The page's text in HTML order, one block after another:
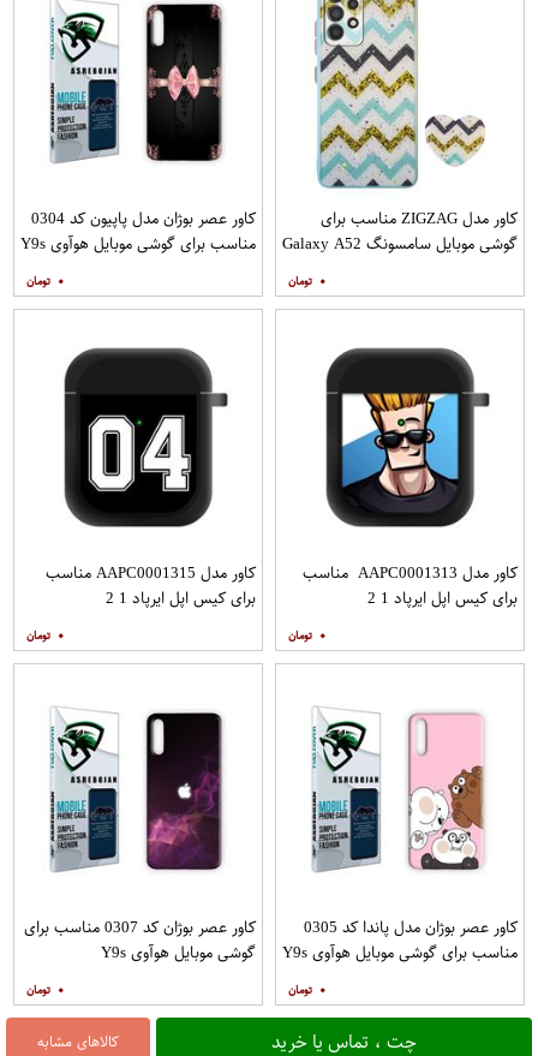
کالاهای مشابه چت ، تماس یا خرید
کاور مدل ZIGZAG مناسب برای
گوشی موبایل سامسونگ Galaxy A52
۰
کاور عصر بوژان مدل پاپیون کد 0304
مناسب برای گوشی موبایل هوآوی Y9s
۰
کاور مدل AAPC0001313 مناسب
برای کیس اپل ایرپاد 1 2
۰
کاور مدل AAPC0001315 مناسب
برای کیس اپل ایرپاد 1 2
۰
کاور عصر بوژان مدل پاندا کد 0305
مناسب برای گوشی موبایل هوآوی Y9s
۰
کاور عصر بوژان کد 0307 مناسب برای
گوشی موبایل هوآوی Y9s
۰